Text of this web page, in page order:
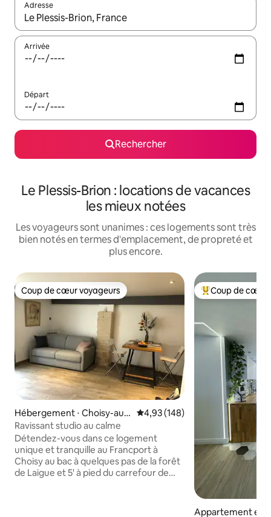
Adresse
Lorsque les résultats s'affichent, utilisez les flèches vers le
Arrivée
Départ
Rechercher
Le Plessis-Brion : locations de vacances
les mieux notées
Les voyageurs sont unanimes : ces logements sont très
bien notés en termes d'emplacement, de propreté et
plus encore.
Coup de cœur voyageurs
Coup de cœur voyageurs
Hébergement ⋅ Choisy-au-
Bac
Évaluation moyenne sur la
4,93 (148)
Ravissant studio au calme
Détendez-vous dans ce logement
unique et tranquille au Francport à
Choisy au bac à quelques pas de la forêt
de Laigue et 5' à pied du carrefour de
Coups de cœur
Coup de cœur
Appartement en